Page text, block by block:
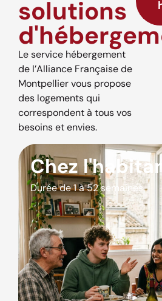
solutions
Le service hébergement
de l’Alliance Française de
Montpellier vous propose
des logements qui
correspondent à tous vos
besoins et envies.
Chez
Durée de 1 à 52 semaines